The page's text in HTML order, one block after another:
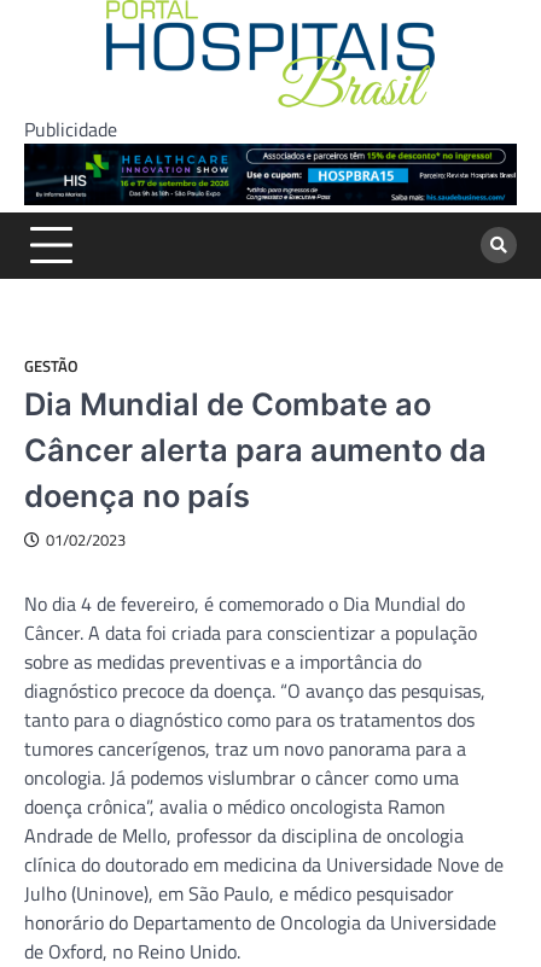
Publicidade
GESTÃO
Dia Mundial de Combate ao
Câncer alerta para aumento da
doença no país
01/02/2023
No dia 4 de fevereiro, é comemorado o Dia Mundial do
Câncer. A data foi criada para conscientizar a população
sobre as medidas preventivas e a importância do
diagnóstico precoce da doença. “O avanço das pesquisas,
tanto para o diagnóstico como para os tratamentos dos
tumores cancerígenos, traz um novo panorama para a
oncologia. Já podemos vislumbrar o câncer como uma
doença crônica”, avalia o médico oncologista Ramon
Andrade de Mello, professor da disciplina de oncologia
clínica do doutorado em medicina da Universidade Nove de
Julho (Uninove), em São Paulo, e médico pesquisador
honorário do Departamento de Oncologia da Universidade
de Oxford, no Reino Unido.